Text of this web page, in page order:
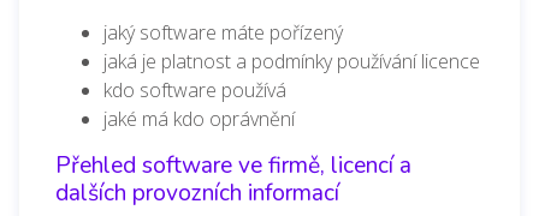
jaký software máte pořízený
jaká je platnost a podmínky používání licence
kdo software používá
jaké má kdo oprávnění
Přehled software ve firmě, licencí a
dalších provozních informací